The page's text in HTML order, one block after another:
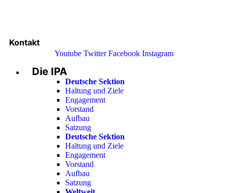
Kontakt
Youtube Twitter Facebook Instagram
Menu
Die IPA
Deutsche Sektion
Haltung und Ziele
Engagement
Vorstand
Aufbau
Satzung
Deutsche Sektion
Haltung und Ziele
Engagement
Vorstand
Aufbau
Satzung